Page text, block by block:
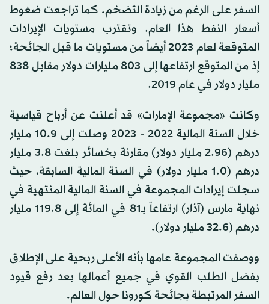
السفر على الرغم من زيادة التضخم. كما تراجعت ضغوط
أسعار النفط هذا العام. وتقترب مستويات الإيرادات
المتوقعة لعام 2023 أيضاً من مستويات ما قبل الجائحة؛
إذ من المتوقع ارتفاعها إلى 803 مليارات دولار مقابل 838
مليار دولار في عام 2019.
وكانت «مجموعة الإمارات» قد أعلنت عن أرباح قياسية
خلال السنة المالية 2022 - 2023 وصلت إلى 10.9 مليار
درهم (2.96 مليار دولار) مقارنة بخسائر بلغت 3.8 مليار
درهم (1.0 مليار دولار) في السنة المالية السابقة، حيث
سجلت إيرادات المجموعة في السنة المالية المنتهية في
نهاية مارس (آذار) ارتفاعاً بـ81 في المائة إلى 119.8 مليار
درهم (32.6 مليار دولار).
ووصفت المجموعة عامها بأنه الأعلى ربحية على الإطلاق
بفضل الطلب القوي في جميع أعمالها بعد رفع قيود
السفر المرتبطة بجائحة كورونا حول العالم.